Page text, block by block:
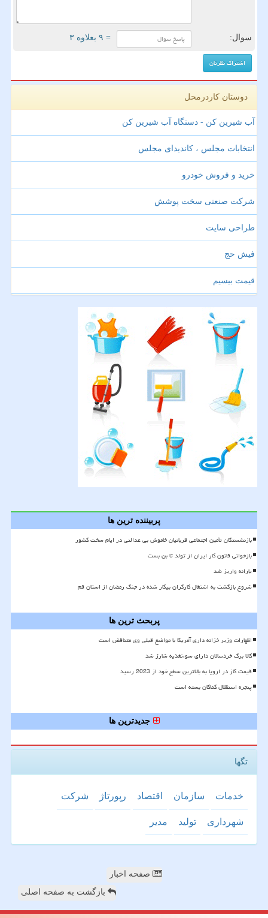
سوال: = ۹ بعلاوه ۳
دوستان کاردرمحل
آب شیرین کن - دستگاه آب شیرین کن
انتخابات مجلس ، کاندیدای مجلس
خرید و فروش خودرو
شرکت صنعتی سخت پوشش
طراحی سایت
فیش حج
قیمت بیسیم
پربیننده ترین ها
بازنشستگان تأمین اجتماعی قربانیان خاموش بی عدالتی در ایام سخت کشور
بازخوانی قانون کار ایران از تولد تا بن بست
یارانه واریز شد
شروع بازگشت به اشتغال کارگران بیکار شده در جنگ رمضان از استان قم
پربحث ترین ها
اظهارات وزیر خزانه داری آمریکا با مواضع قبلی وی متناقض است
کالا برگ خردسالان دارای سوءتغذیه شارژ شد
قیمت گاز در اروپا به بالاترین سطح خود از 2023 رسید
پنجره استقلال کماکان بسته است
جدیدترین ها
تگها
خدمات سازمان اقتصاد رپورتاژ شركت
شهرداری تولید مدیر
صفحه اخبار
بازگشت به صفحه اصلی